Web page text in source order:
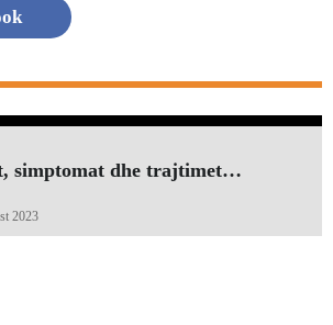
simptomat dhe trajtimet…
2023